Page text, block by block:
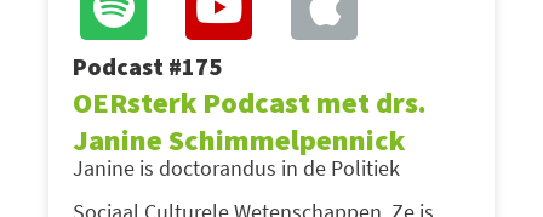
Podcast #175
OERsterk Podcast met drs.
Janine Schimmelpennick
Janine is doctorandus in de Politiek